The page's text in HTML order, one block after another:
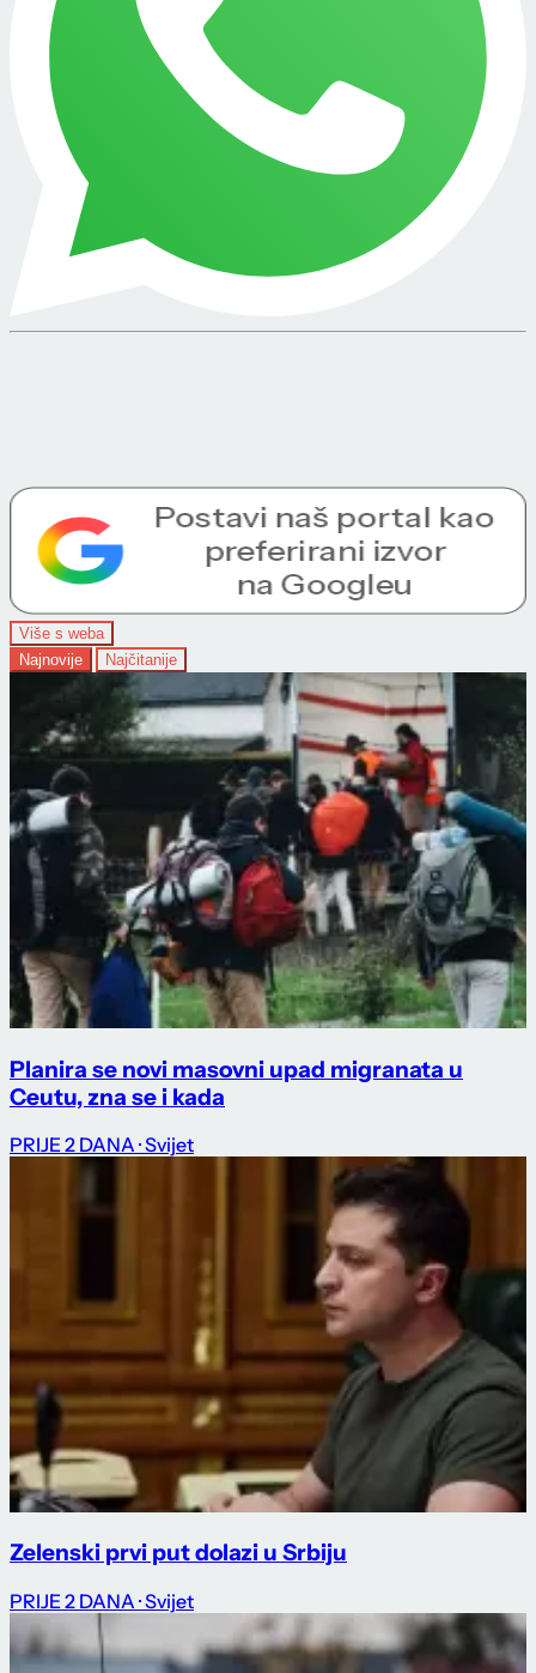
Više s weba
Najnovije
Najčitanije
Planira se novi masovni upad migranata u
Ceutu, zna se i kada
PRIJE 2 DANA · Svijet
Zelenski prvi put dolazi u Srbiju
PRIJE 2 DANA · Svijet